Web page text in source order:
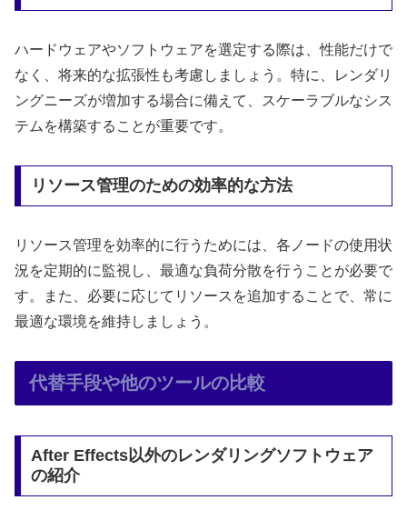
ハードウェアやソフトウェアを選定する際は、性能だけで
なく、将来的な拡張性も考慮しましょう。特に、レンダリ
ングニーズが増加する場合に備えて、スケーラブルなシス
テムを構築することが重要です。
リソース管理のための効率的な方法
リソース管理を効率的に行うためには、各ノードの使用状
況を定期的に監視し、最適な負荷分散を行うことが必要で
す。また、必要に応じてリソースを追加することで、常に
最適な環境を維持しましょう。
代替手段や他のツールの比較
After Effects以外のレンダリングソフトウェア
の紹介